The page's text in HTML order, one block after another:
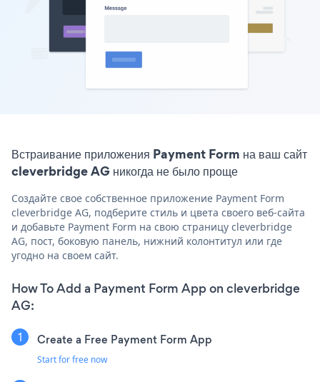
Встраивание приложения Payment Form на ваш сайт
cleverbridge AG никогда не было проще
Создайте свое собственное приложение Payment Form
cleverbridge AG, подберите стиль и цвета своего веб-сайта
и добавьте Payment Form на свою страницу cleverbridge
AG, пост, боковую панель, нижний колонтитул или где
угодно на своем сайт.
How To Add a Payment Form App on cleverbridge
AG:
Create a Free Payment Form App
Start for free now